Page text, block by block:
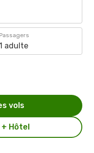
Passagers
adulte
+ Hôtel
vols